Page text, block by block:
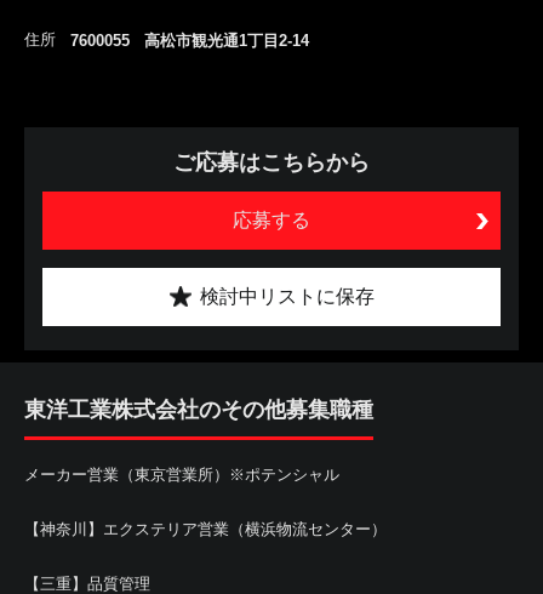
住所 7600055 高松市観光通1丁目2-14
ご応募はこちらから
応募する
検討中リストに保存
東洋工業株式会社のその他募集職種
メーカー営業（東京営業所）※ポテンシャル
【神奈川】エクステリア営業（横浜物流センター）
【三重】品質管理